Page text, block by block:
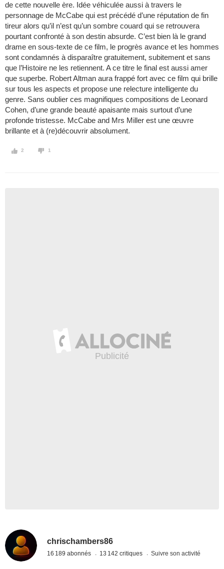
de cette nouvelle ère. Idée véhiculée aussi à travers le
personnage de McCabe qui est précédé d’une réputation de fin
tireur alors qu’il n’est qu’un sombre couard qui se retrouvera
pourtant confronté à son destin absurde. C’est bien là le grand
drame en sous-texte de ce film, le progrès avance et les hommes
sont condamnés à disparaître gratuitement, subitement et sans
que l’Histoire ne les retiennent. A ce titre le final est aussi amer
que superbe. Robert Altman aura frappé fort avec ce film qui brille
sur tous les aspects et propose une relecture intelligente du
genre. Sans oublier ces magnifiques compositions de Leonard
Cohen, d’une grande beauté apaisante mais surtout d’une
profonde tristesse. McCabe and Mrs Miller est une œuvre
brillante et à (re)découvrir absolument.
2 1
chrischambers86
16 189 abonnés 13 142 critiques Suivre son activité